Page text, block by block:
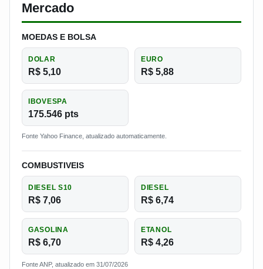
Mercado
MOEDAS E BOLSA
DOLAR
R$ 5,10
EURO
R$ 5,88
IBOVESPA
175.546 pts
Fonte Yahoo Finance, atualizado automaticamente.
COMBUSTIVEIS
DIESEL S10
R$ 7,06
DIESEL
R$ 6,74
GASOLINA
R$ 6,70
ETANOL
R$ 4,26
Fonte ANP, atualizado em 31/07/2026